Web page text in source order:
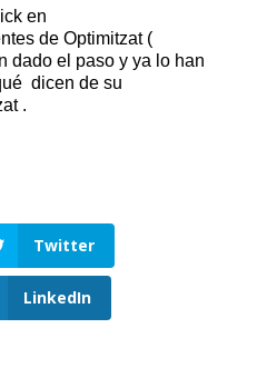
en
de Optimitzat (
dado el paso y ya lo han
dicen de su
.
Twitter
LinkedIn